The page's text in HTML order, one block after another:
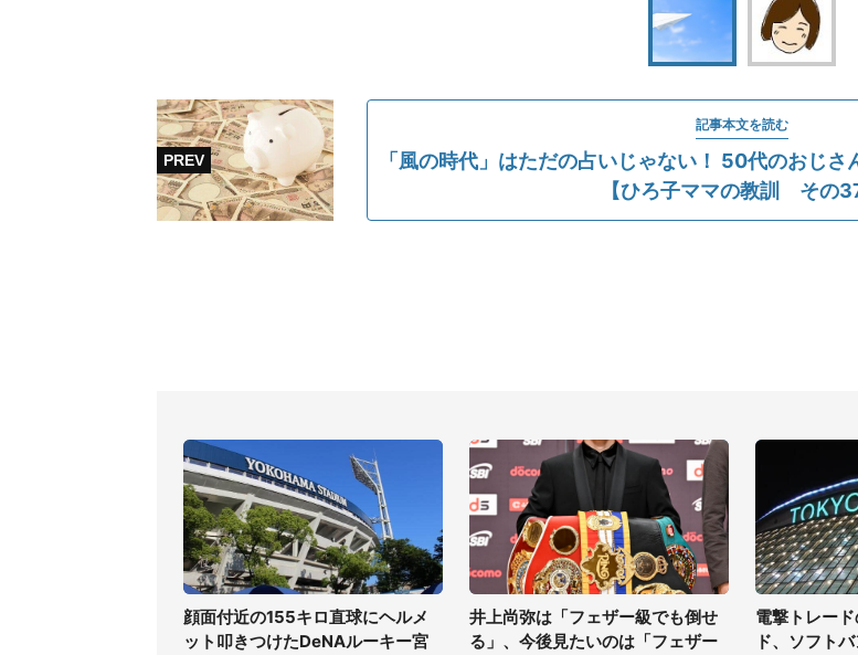
記事本文を読む
「風の時代」はただの占いじゃない！ 50代のおじさ
【ひろ子ママの教訓 その37
顔面付近の155キロ直球にヘルメ
ット叩きつけたDeNAルーキー宮
井上尚弥は「フェザー級でも倒せ
る」、今後見たいのは「フェザー
電撃トレー
ド、ソフト